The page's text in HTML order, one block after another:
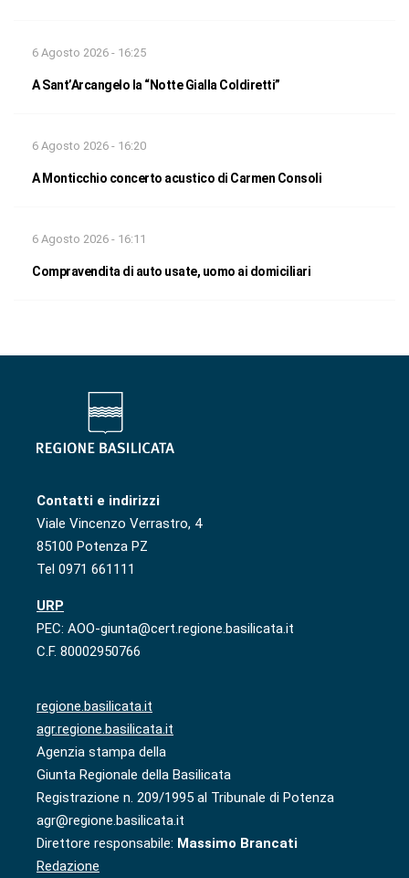
6 Agosto 2026 - 16:25
A Sant’Arcangelo la “Notte Gialla Coldiretti”
6 Agosto 2026 - 16:20
A Monticchio concerto acustico di Carmen Consoli
6 Agosto 2026 - 16:11
Compravendita di auto usate, uomo ai domiciliari
Contatti e indirizzi
Viale Vincenzo Verrastro, 4
85100 Potenza PZ
Tel 0971 661111
URP
PEC: AOO-giunta@cert.regione.basilicata.it
C.F. 80002950766
regione.basilicata.it
agr.regione.basilicata.it
Agenzia stampa della
Giunta Regionale della Basilicata
Registrazione n. 209/1995 al Tribunale di Potenza
agr@regione.basilicata.it
Direttore responsabile: Massimo Brancati
Redazione